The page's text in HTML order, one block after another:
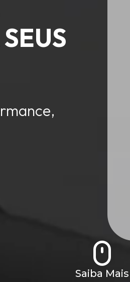
Saiba Mais